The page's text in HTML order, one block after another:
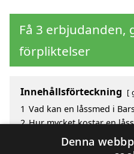
Få 3 erbjudanden,
förpliktelser
Innehållsförteckning
1 Vad kan en låssmed i
2 Hur mycket kostar en
Fördelar med att välja
Sök efter en skicklig
Denna